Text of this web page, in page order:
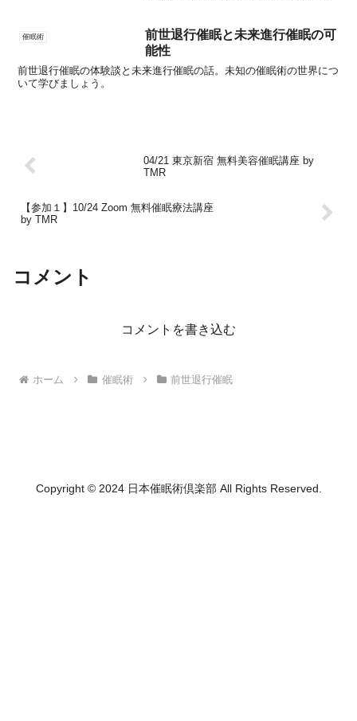
催眠術
前世退行催眠と未来進行催眠の可
能性
前世退行催眠の体験談と未来進行催眠の話。未知の催眠術の世界につ
いて学びましょう。
04/21 東京新宿 無料美容催眠講座 by
TMR
【参加１】10/24 Zoom 無料催眠療法講座
by TMR
コメント
コメントを書き込む
ホーム 催眠術 前世退行催眠
Copyright © 2024 日本催眠術倶楽部 All Rights Reserved.